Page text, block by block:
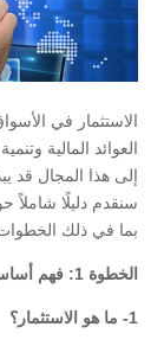
الاستثمار في
العوائد المالية
إلى هذا المجال قد
سنقدم دليلًا شاملاً
بما في ذلك الخطوات
الخطوة 1: فهم أساسيات الاستثمار
1- ما هو الاستثمار؟